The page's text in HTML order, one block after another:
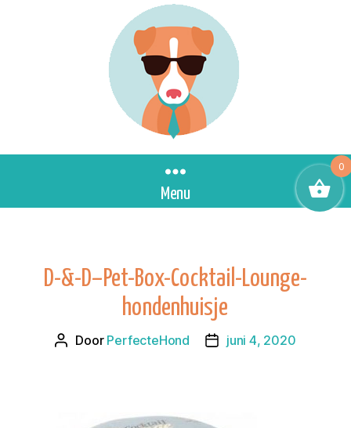
Menu
D-&-D–Pet-Box-Cocktail-Lounge-
hondenhuisje
Berichtauteur
Door PerfecteHond Berichtdatum
juni 4, 2020
0